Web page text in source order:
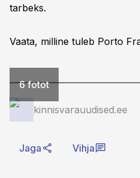
tarbeks.
Vaata, milline tuleb Porto
6 fotot
kinnisvarauudised.ee
Jaga Vihja